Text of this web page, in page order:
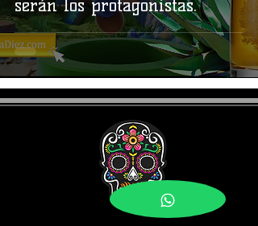
serán los protagonistas.